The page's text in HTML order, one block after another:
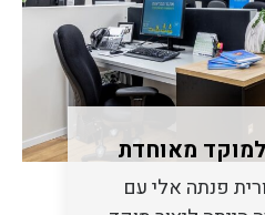
מאוחדת
פנתה אלי עם